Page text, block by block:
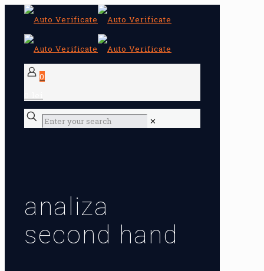
0
✕
analiza
second hand